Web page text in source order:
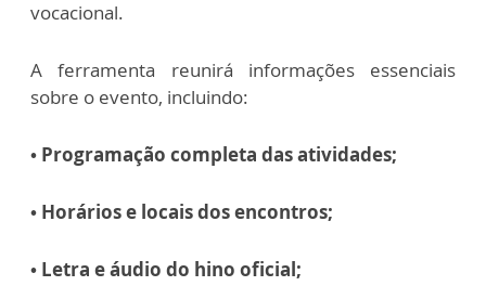
vocacional.
A ferramenta reunirá informações essenciais
sobre o evento, incluindo:
• Programação completa das atividades;
• Horários e locais dos encontros;
• Letra e áudio do hino oficial;